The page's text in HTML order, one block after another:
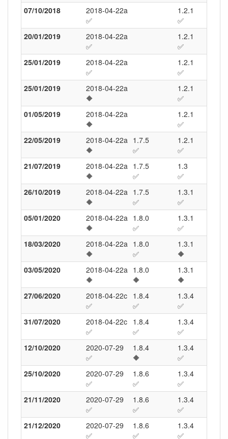
07/10/2018
2018-04-22a
✅
1.2.1
✅
20/01/2019
2018-04-22a
✅
1.2.1
✅
25/01/2019
2018-04-22a
✅
1.2.1
✅
25/01/2019
2018-04-22a
🔶
1.2.1
✅
01/05/2019
2018-04-22a
🔶
1.2.1
✅
22/05/2019
2018-04-22a
🔶
1.7.5
✅
1.2.1
✅
21/07/2019
2018-04-22a
🔶
1.7.5
✅
1.3
✅
26/10/2019
2018-04-22a
🔶
1.7.5
✅
1.3.1
✅
05/01/2020
2018-04-22a
🔶
1.8.0
✅
1.3.1
✅
18/03/2020
2018-04-22a
🔶
1.8.0
✅
1.3.1
🔶
03/05/2020
2018-04-22a
🔶
1.8.0
🔶
1.3.1
🔶
27/06/2020
2018-04-22c
✅
1.8.4
✅
1.3.4
✅
31/07/2020
2018-04-22c
✅
1.8.4
✅
1.3.4
✅
12/10/2020
2020-07-29
✅
1.8.4
🔶
1.3.4
✅
25/10/2020
2020-07-29
✅
1.8.6
✅
1.3.4
✅
21/11/2020
2020-07-29
✅
1.8.6
✅
1.3.4
✅
21/12/2020
2020-07-29
✅
1.8.6
✅
1.3.4
✅